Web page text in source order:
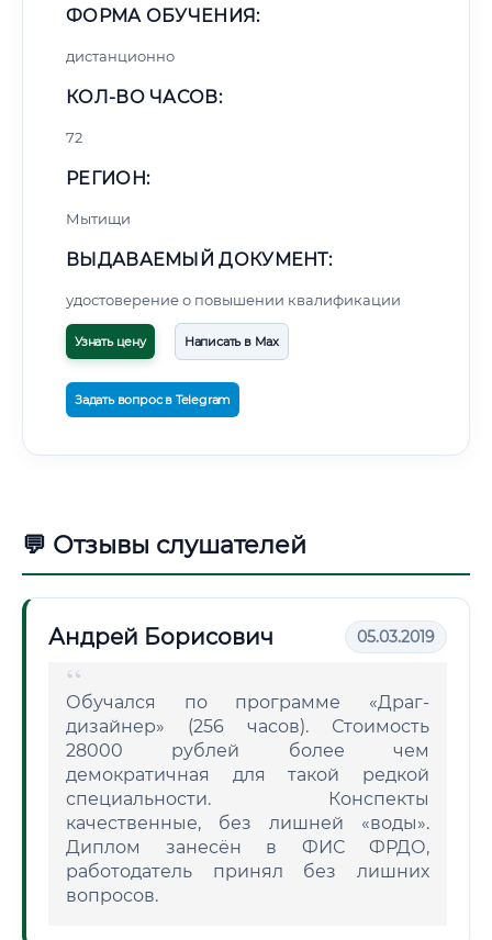
ФОРМА ОБУЧЕНИЯ:
дистанционно
КОЛ-ВО ЧАСОВ:
72
РЕГИОН:
Мытищи
ВЫДАВАЕМЫЙ ДОКУМЕНТ:
удостоверение о повышении квалификации
Узнать цену Написать в Max
Задать вопрос в Telegram
💬 Отзывы слушателей
Андрей Борисович 05.03.2019
Обучался по программе «Драг-
дизайнер» (256 часов). Стоимость
28000 рублей более чем
демократичная для такой редкой
специальности. Конспекты
качественные, без лишней «воды».
Диплом занесён в ФИС ФРДО,
работодатель принял без лишних
вопросов.